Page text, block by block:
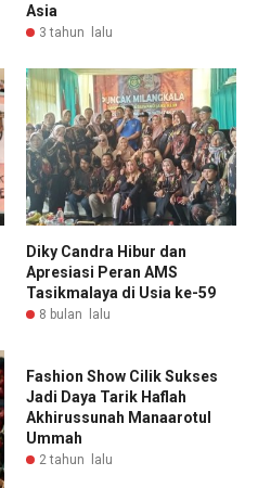
Asia
3 tahun lalu
Diky Candra Hibur dan
Apresiasi Peran AMS
Tasikmalaya di Usia ke-59
8 bulan lalu
Fashion Show Cilik Sukses
Jadi Daya Tarik Haflah
Akhirussunah Manaarotul
Ummah
2 tahun lalu